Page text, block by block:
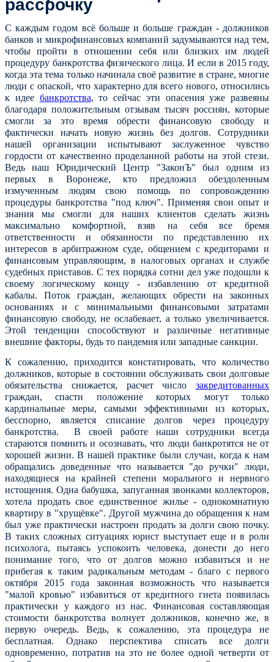
рассрочку
С каждым годом всё больше и больше граждан - должников
банков и микрофинансовых компаний задумываются над тем,
чтобы пройти в отношении себя или близких им людей
процедуру банкротства физического лица. И если в 2015 году,
когда эта тема только начинала своё развитие в стране, многие
люди с опаской, что характерно для всего нового, относились
к идее банкротства, то сейчас эти опасения уже развеяны
благодаря положительным отзывам тысяч россиян, которые
смогли за это время обрести финансовую свободу и
фактически начать новую жизнь без долгов. Сотрудники
нашей организации испытывают заслуженное чувство
гордости от качественно проделанной работы на этой стези.
Ведь наш Юридический Центр "ЗаконЪ" был одним из
первых в Воронеже, кто предложил обездоленным
измученным людям свою помощь по сопровождению
процедуры банкротства "под ключ". Применяя свои опыт и
знания мы смогли для наших клиентов сделать жизнь
максимально комфортной, взяв на себя все бремя
ответственности и обязанности по представлению их
интересов в арбитражном суде, общением с кредиторами и
финансовым управляющим, в налоговых органах и службе
судебных приставов. С тех порядка сотни дел уже подошли к
своему логическому концу - избавлению от кредитной
кабалы. Поток граждан, желающих обрести на законных
основаниях и с минимальными финансовыми затратами
финансовую свободу, не ослабевает, а только увеличивается.
Этой тенденции способствуют и различные негативные
внешние факторы, будь то пандемия или западные санкции.
К сожалению, приходится констатировать, что количество
должников, которые в состоянии обслуживать свои долговые
обязательства снижается, расчет число закредитованных
граждан, спасти положение которых могут только
кардинальные меры, самыми эффективными из которых,
бесспорно, является списание долгов через процедуру
банкротства. В своей работе наши сотрудники всегда
стараются помнить и осознавать, что люди банкротятся не от
хорошей жизни. В нашей практике были случаи, когда к нам
обращались доведенные что называется "до ручки" люди,
находящиеся на крайней степени морального и нервного
истощения. Одна бабушка, запуганная звонками коллекторов,
хотела продать свое единственное жилье - однокомнатную
квартиру в "хрущёвке". Другой мужчина до обращения к нам
был уже практически настроен продать за долги свою почку.
В таких сложных ситуациях юрист выступает еще и в роли
психолога, пытаясь успокоить человека, донести до него
понимание того, что от долгов можно избавиться и не
прибегая к таким радикальным методам - благо с первого
октября 2015 года законная возможность что называется
"малой кровью" избавиться от кредитного гнета появилась
практически у каждого из нас. Финансовая составляющая
стоимости банкротства волнует должников, конечно же, в
первую очередь. Ведь, к сожалению, эта процедура не
бесплатная. Однако перспектива списать все долги
одновременно, потратив на это не более одной четверти от